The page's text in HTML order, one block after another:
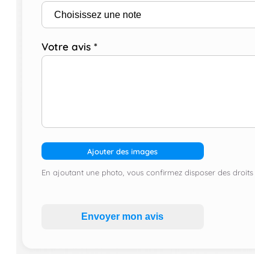
Votre avis *
Ajouter des images
En ajoutant une photo, vous confirmez disposer des
Envoyer mon avis